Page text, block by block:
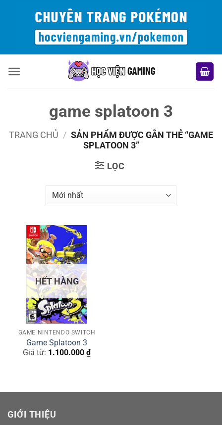
game splatoon 3
TRANG CHỦ / SẢN PHẨM ĐƯỢC GẮN THẺ “GAME
SPLATOON 3”
LỌC
HẾT HÀNG
GAME NINTENDO SWITCH
Game Splatoon 3
Giá từ: 1.100.000 ₫
GIỚI THIỆU